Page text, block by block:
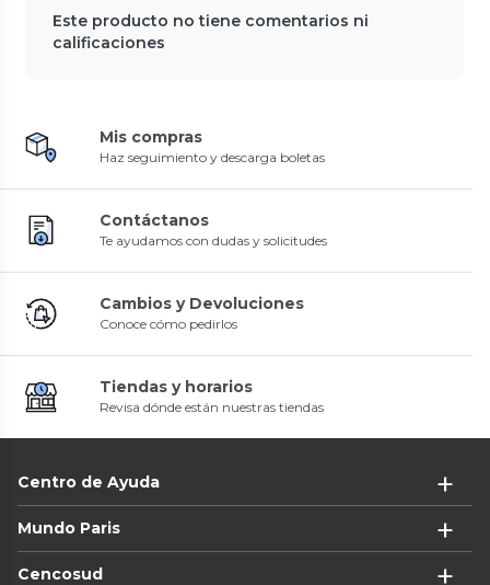
Este producto no tiene comentarios ni
calificaciones
Mis compras
Haz seguimiento y descarga boletas
Contáctanos
Te ayudamos con dudas y solicitudes
Cambios y Devoluciones
Conoce cómo pedirlos
Tiendas y horarios
Revisa dónde están nuestras tiendas
Centro de Ayuda
Mundo Paris
Cencosud